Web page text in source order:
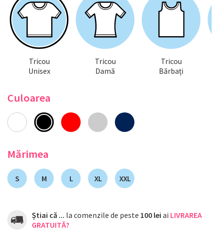
Tricou
Unisex
Tricou
Damă
Tricou
Bărbați
Culoarea
Mărimea
S M L XL XXL
Știai că ... la comenzile de peste 100 lei ai LIVRAREA
GRATUITĂ?